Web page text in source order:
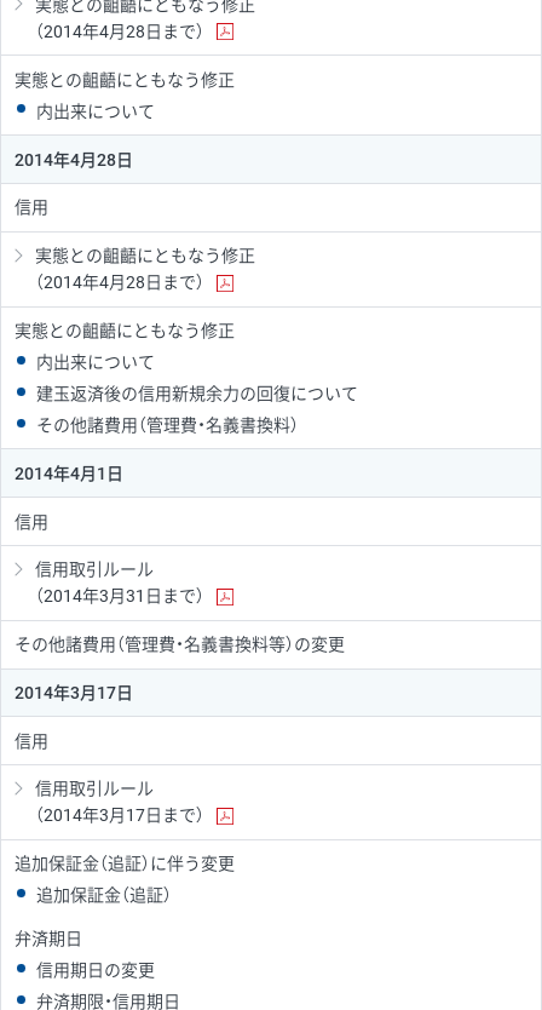
実態との齟齬にともなう修正
（2014年4月28日まで）
実態との齟齬にともなう修正
内出来について
2014年4月28日
信用
実態との齟齬にともなう修正
（2014年4月28日まで）
実態との齟齬にともなう修正
内出来について
建玉返済後の信用新規余力の回復について
その他諸費用（管理費・名義書換料）
2014年4月1日
信用
信用取引ルール
（2014年3月31日まで）
その他諸費用（管理費・名義書換料等）の変更
2014年3月17日
信用
信用取引ルール
（2014年3月17日まで）
追加保証金（追証）に伴う変更
追加保証金（追証）
弁済期日
信用期日の変更
弁済期限・信用期日